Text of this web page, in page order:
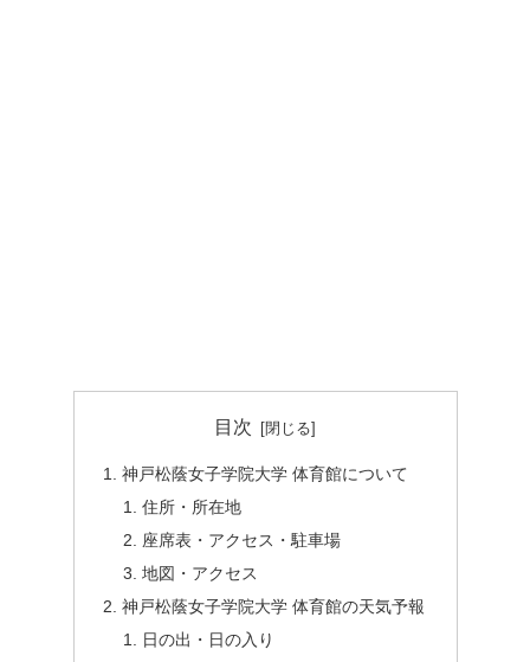
目次
神戸松蔭女子学院大学 体育館について
住所・所在地
座席表・アクセス・駐車場
地図・アクセス
神戸松蔭女子学院大学 体育館の天気予報
日の出・日の入り